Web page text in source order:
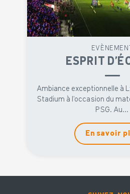
EVÈNEMENT
ESPRIT
Ambiance exceptionnelle à
Stadium à l'occasion du
PSG. Au...
En savoir